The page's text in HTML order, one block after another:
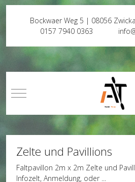
Bockwaer Weg 5 | 08056
0157 7940 0363
Mobile Menu Toggle
Zelte und Pavillions
Faltpavillon 2m x 2m Zelte und
Infozelt, Anmeldung, oder ...